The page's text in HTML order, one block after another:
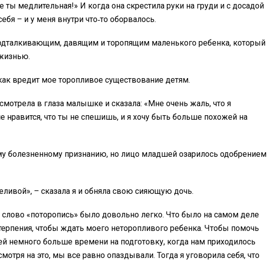
ты медлительная!» И когда она скрестила руки на груди и с досадой
– и у меня внутри что‑то оборвалось.
давящим и торопящим маленького ребенка, который
вредит мое торопливое существование детям.
в глаза малышке и сказала: «Мне очень жаль, что я
нравится, что ты не спешишь, и я хочу быть больше похожей на
болезненному признанию, но лицо младшей озарилось одобрением
– сказала я и обняла свою сияющую дочь.
слово «поторопись» было довольно легко. Что было на самом деле
чтобы ждать моего неторопливого ребенка. Чтобы помочь
немного больше времени на подготовку, когда нам приходилось
на это, мы все равно опаздывали. Тогда я уговорила себя, что